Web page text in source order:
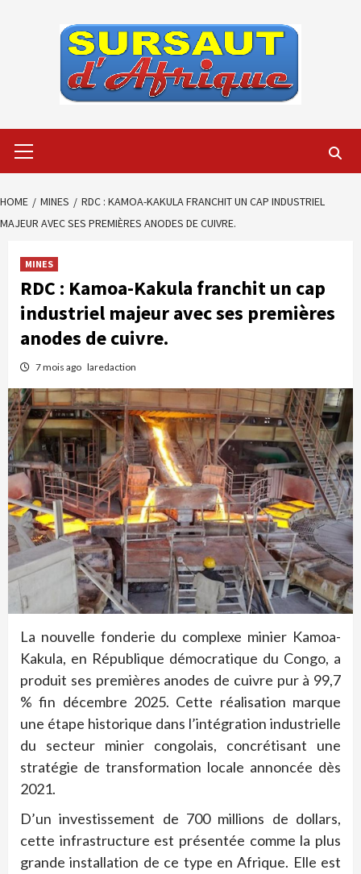
Menu
HOME MINES
RDC : KAMOA-KAKULA FRANCHIT UN CAP INDUSTRIEL
MAJEUR AVEC SES PREMIÈRES ANODES DE CUIVRE.
MINES
RDC : Kamoa-Kakula franchit un cap
industriel majeur avec ses premières
anodes de cuivre.
7 mois ago laredaction
La nouvelle fonderie du complexe minier Kamoa-
Kakula, en République démocratique du Congo, a
produit ses premières anodes de cuivre pur à 99,7
% fin décembre 2025. Cette réalisation marque
une étape historique dans l’intégration industrielle
du secteur minier congolais, concrétisant une
stratégie de transformation locale annoncée dès
2021.
D’un investissement de 700 millions de dollars,
cette infrastructure est présentée comme la plus
grande installation de ce type en Afrique. Elle est